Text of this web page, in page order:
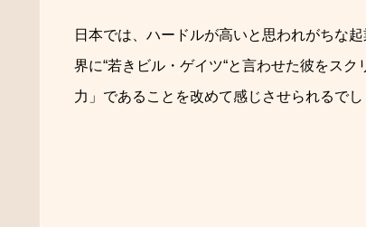
日本では、ハードルが高いと思われがちな起
界に“若きビル・ ゲイツ“と言わせた彼をスク
力」 であることを改めて感じさせられるでし